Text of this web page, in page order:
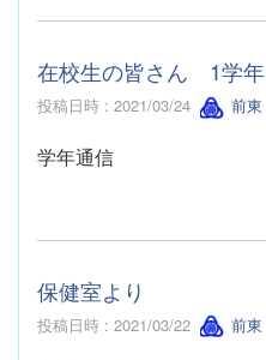
在校生の皆さん 1学年
投稿日時 : 2021/03/24 前東
学年通信
保健室より
投稿日時 : 2021/03/22 前東